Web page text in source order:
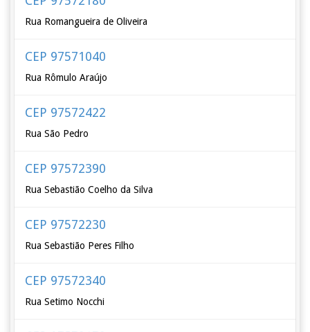
Rua Romangueira de Oliveira
CEP 97571040
Rua Rômulo Araújo
CEP 97572422
Rua São Pedro
CEP 97572390
Rua Sebastião Coelho da Silva
CEP 97572230
Rua Sebastião Peres Filho
CEP 97572340
Rua Setimo Nocchi